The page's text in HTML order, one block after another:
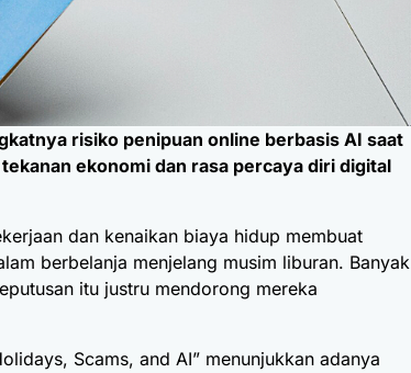
risiko penipuan online berbasis AI saat
ekonomi dan rasa percaya diri digital
dan kenaikan biaya hidup membuat
berbelanja menjelang musim liburan. Banyak
itu justru mendorong mereka
Scams, and AI” menunjukkan adanya